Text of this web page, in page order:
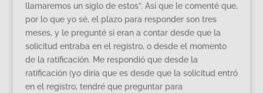
llamaremos un siglo de estos”. Así que le comenté que,
por lo que yo sé, el plazo para responder son tres
meses, y le pregunté si eran a contar desde que la
solicitud entraba en el registro, o desde el momento
de la ratificación. Me respondió que desde la
ratificación (yo diría que es desde que la solicitud entró
en el registro, tendré que preguntar para